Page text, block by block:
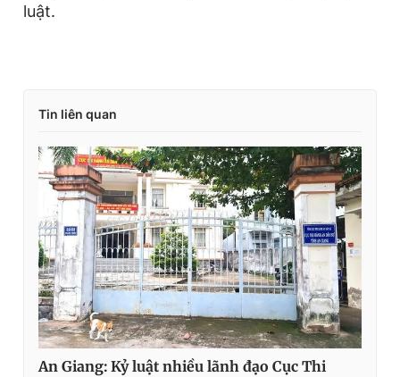
luật.
Tin liên quan
An Giang: Kỷ luật nhiều lãnh đạo Cục Thi